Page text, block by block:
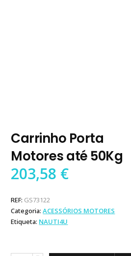
Carrinho Porta
Motores até 50Kg
203,58 €
REF: GS73122
Categoria:ACESSÓRIOS MOTORES
Etiqueta: NAUTI4U